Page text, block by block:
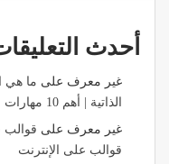
أحدث
غير معرف على ما هي
الذاتية | أهم 10 مهارات
غير معرف على
قوالب على الإنترنت